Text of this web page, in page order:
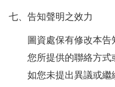
七、告知聲明之效力
圖資處保有修改本
您所提供的聯絡方式
如您未提出異議或繼